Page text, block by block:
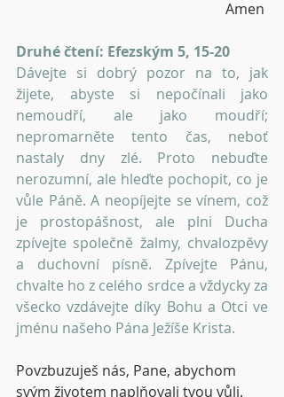
Amen
Druhé čtení: Efezským 5, 15-20
Dávejte si dobrý pozor na to, jak
žijete, abyste si nepočínali jako
nemoudří, ale jako moudří;
nepromarněte tento čas, neboť
nastaly dny zlé. Proto nebuďte
nerozumní, ale hleďte pochopit, co je
vůle Páně. A neopíjejte se vínem, což
je prostopášnost, ale plni Ducha
zpívejte společně žalmy, chvalozpěvy
a duchovní písně. Zpívejte Pánu,
chvalte ho z celého srdce a vždycky za
všecko vzdávejte díky Bohu a Otci ve
jménu našeho Pána Ježíše Krista.
Povzbuzuješ nás, Pane, abychom
svým životem naplňovali tvou vůli.